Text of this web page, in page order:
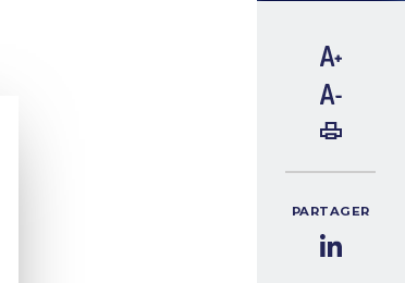
PARTAGER